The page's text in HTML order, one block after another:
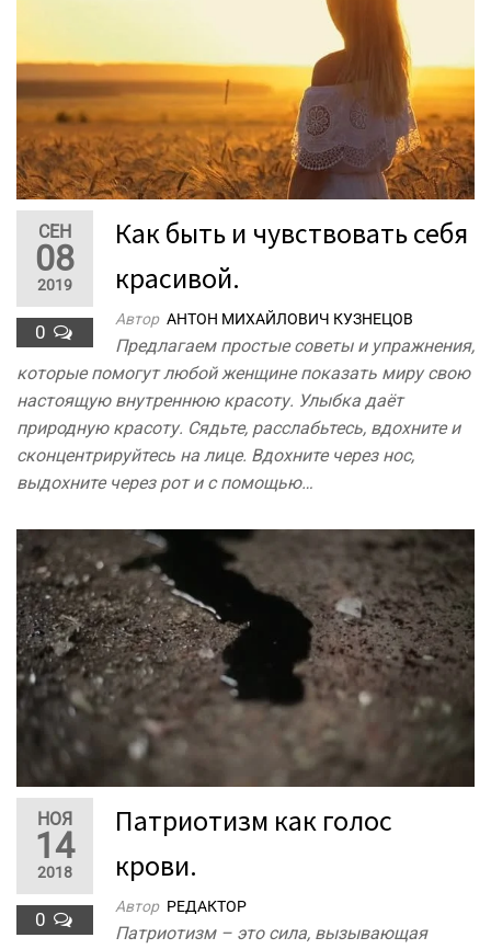
СЕН
08
2019
0
Как быть и чувствовать себя
красивой.
Автор АНТОН МИХАЙЛОВИЧ КУЗНЕЦОВ
Предлагаем простые советы и упражнения,
которые помогут любой женщине показать миру свою
настоящую внутреннюю красоту. Улыбка даёт
природную красоту. Сядьте, расслабьтесь, вдохните и
сконцентрируйтесь на лице. Вдохните через нос,
выдохните через рот и с помощью…
НОЯ
14
2018
0
Патриотизм как голос
крови.
Автор РЕДАКТОР
Патриотизм – это сила, вызывающая